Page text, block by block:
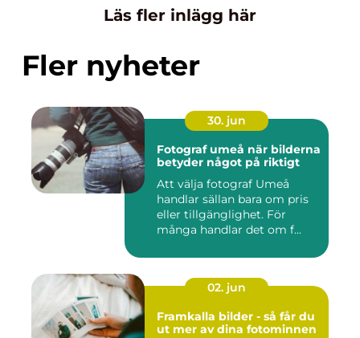
Läs fler inlägg här
Fler nyheter
30. jun
Fotograf umeå när bilderna
betyder något på riktigt
Att välja fotograf Umeå
handlar sällan bara om pris
eller tillgänglighet. För
många handlar det om f...
02. jun
Framkalla bilder - så får du
ut mer av dina fotominnen